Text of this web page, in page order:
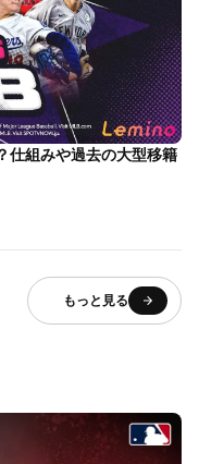
仕組みや過去の大型移籍
もっと見る